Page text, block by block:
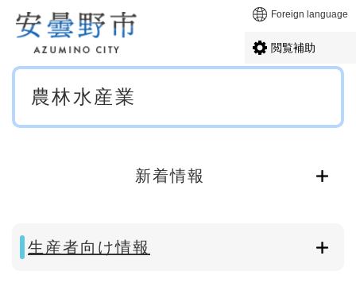
メニューを飛ばして本文へ Foreign language
閲覧補助
本
農林水産業
新着情報
生産者向け情報